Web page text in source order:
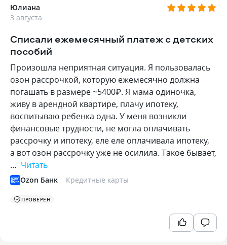
Юлиана
3 августа
Списали ежемесячный платеж с детских
пособий
Произошла неприятная ситуация. Я пользовалась
озон рассрочкой, которую ежемесячно должна
погашать в размере ~5400₽. Я мама одиночка,
живу в арендной квартире, плачу ипотеку,
воспитываю ребенка одна. У меня возникли
финансовые трудности, не могла оплачивать
рассрочку и ипотеку, еле еле оплачивала ипотеку,
а вот озон рассрочку уже не осилила. Такое бывает,
… Читать
Ozon Банк Кредитные карты
ПРОВЕРЕН